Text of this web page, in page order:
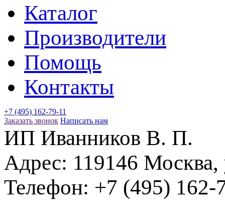
Каталог
Производители
Помощь
Контакты
+7 (495) 162-79-11
Заказать звонок Написать нам
ИП Иванников В. П.
Адрес: 119146 Москва,
Телефон: +7 (495) 162-